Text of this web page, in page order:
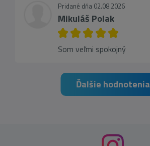
Pridané dňa 02.08.2026
Mikuláš Polak
Som veľmi spokojný
Ďalšie hodnotenia